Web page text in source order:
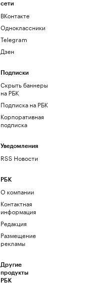
сети
ВКонтакте
Одноклассники
Telegram
Дзен
Подписки
Скрыть баннеры
на РБК
Подписка на РБК
Корпоративная
подписка
Уведомления
RSS Новости
РБК
О компании
Контактная
информация
Редакция
Размещение
рекламы
Другие
продукты
РБК